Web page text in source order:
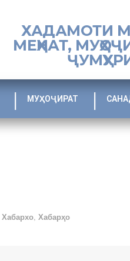
ХАДАМОТИ
МЕҲНАТ,
МУҲОҶИРАТ
Хабархо, Хабарҳо